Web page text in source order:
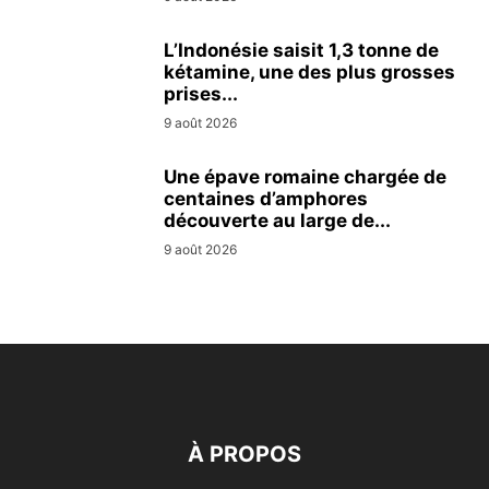
L’Indonésie saisit 1,3 tonne de
kétamine, une des plus grosses
prises...
9 août 2026
Une épave romaine chargée de
centaines d’amphores
découverte au large de...
9 août 2026
À PROPOS